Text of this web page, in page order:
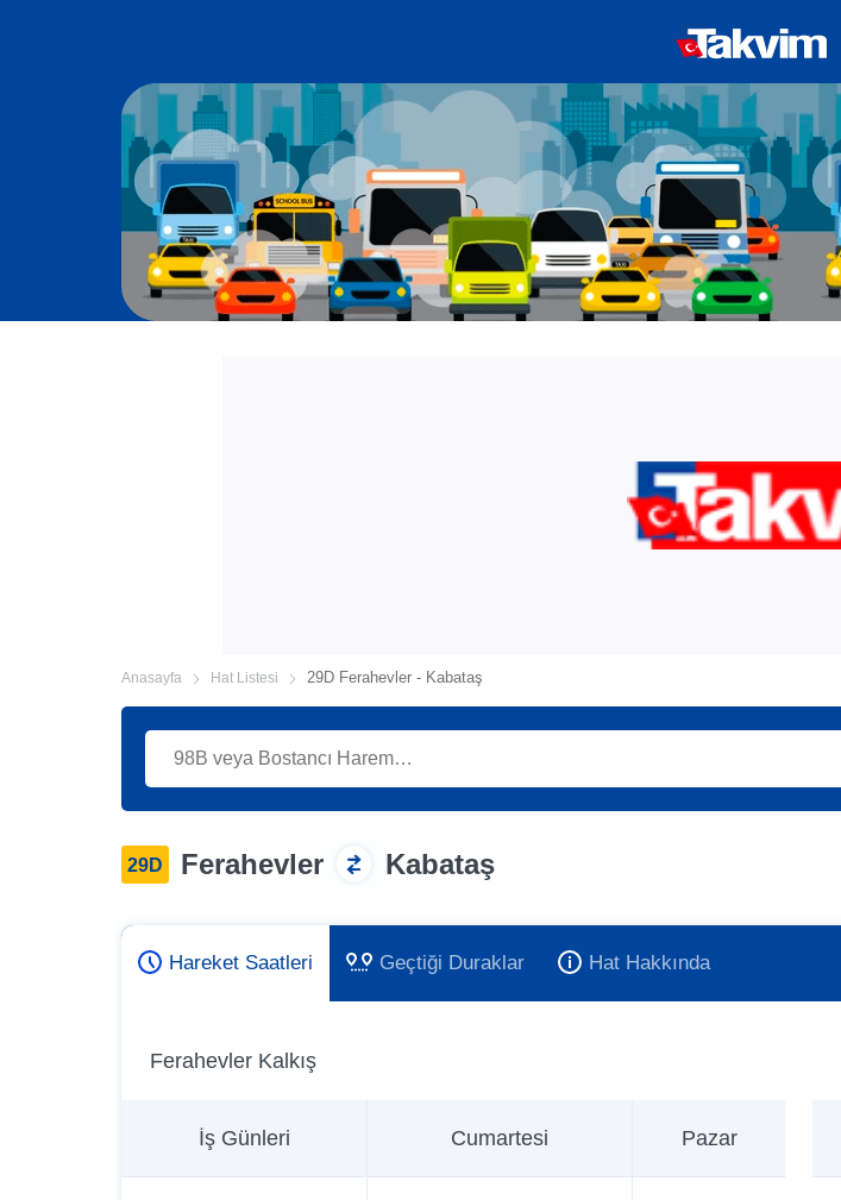
Anasayfa Hat Listesi 29D Ferahevler - Kabataş
29D Ferahevler Kabataş
Hareket Saatleri Geçtiği Duraklar Hat Hakkında
Ferahevler Kalkış
İş Günleri Cumartesi Pazar